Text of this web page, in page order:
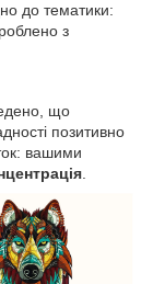
до тематики:
з
що
позитивно
вашими
.